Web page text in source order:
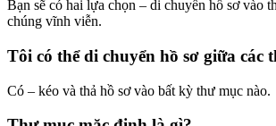
Bạn sẽ có hai lựa chọn – di chuyển hồ sơ vào
chúng vĩnh viễn.
Tôi có thể di chuyển hồ sơ giữa các
Có – kéo và thả hồ sơ vào bất kỳ thư mục nào.